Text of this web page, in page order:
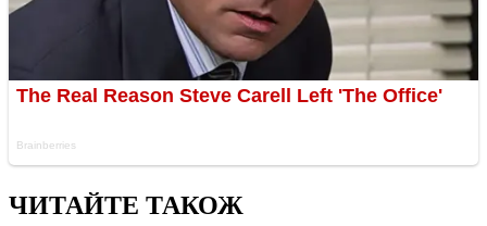
ЧИТАЙТЕ ТАКОЖ